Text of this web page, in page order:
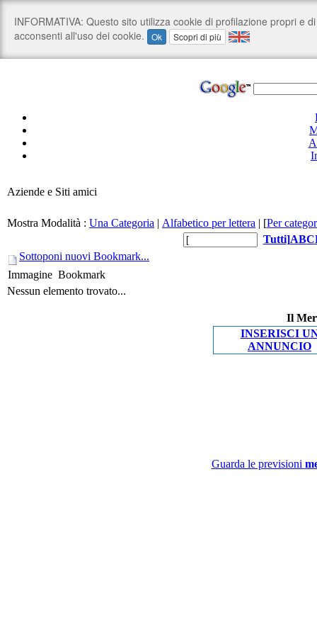
Aziende e Siti amici
Mostra Modalità : Una Categoria | Alfabetico per lettera | [Per
Tutti]ABC
Sottoponi nuovi Bookmark...
Immagine Bookmark
Nessun elemento trovato...
Il
INSERISCI
ANNUNCIO
Guarda le previsioni